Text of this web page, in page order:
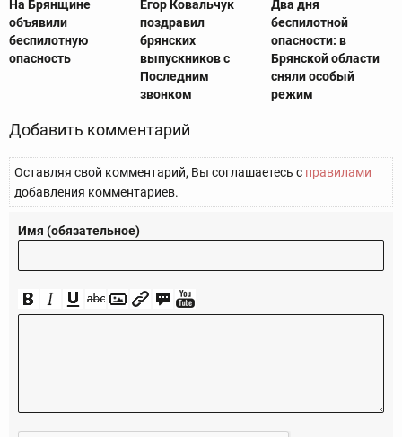
На Брянщине
объявили
беспилотную
опасность
Егор Ковальчук
поздравил
брянских
выпускников с
Последним
звонком
Два дня
беспилотной
опасности: в
Брянской области
сняли особый
режим
Добавить комментарий
Оставляя свой комментарий, Вы соглашаетесь с правилами
добавления комментариев.
Имя (обязательное)